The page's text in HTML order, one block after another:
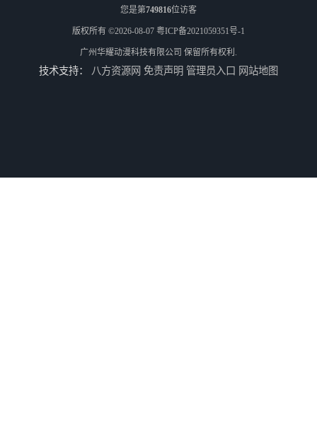
您是第749816位访客
版权所有 ©2026-08-07 粤ICP备2021059351号-1
广州华耀动漫科技有限公司 保留所有权利.
技术支持： 八方资源网 免责声明 管理员入口 网站地图